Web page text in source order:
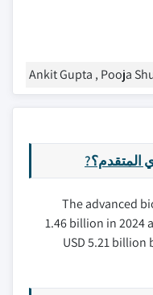
Ankit Gupta , Pooja
المتقدم؟?
The advanced
1.46 billion in 2024
USD 5.21 billion